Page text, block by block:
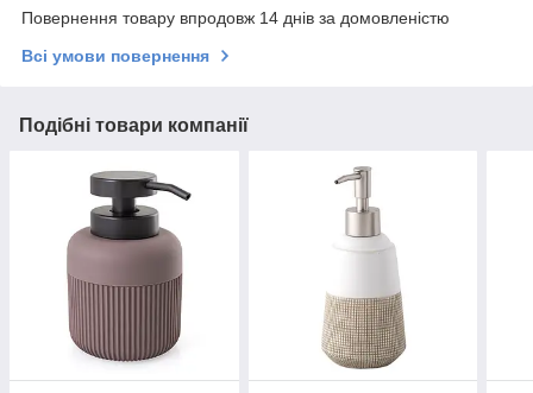
Повернення товару впродовж 14 днів за домовленістю
Всі умови повернення
Подібні товари компанії